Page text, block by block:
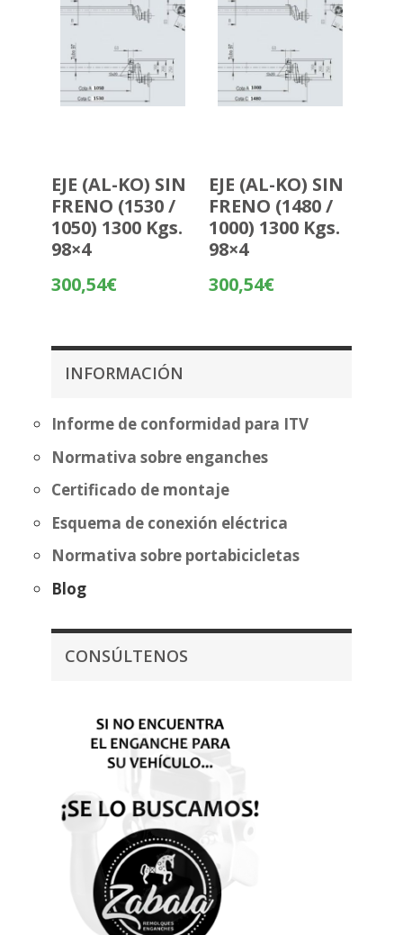
EJE (AL-KO) SIN
FRENO (1530 /
1050) 1300 Kgs.
98×4
300,54€
EJE (AL-KO) SIN
FRENO (1480 /
1000) 1300 Kgs.
98×4
300,54€
INFORMACIÓN
Informe de conformidad para ITV
Normativa sobre enganches
Certificado de montaje
Esquema de conexión eléctrica
Normativa sobre portabicicletas
Blog
CONSÚLTENOS